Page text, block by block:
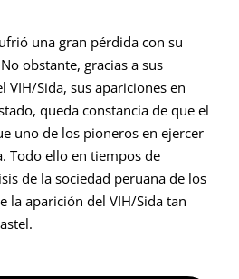
una gran pérdida con su
obstante, gracias a sus
VIH/Sida, sus apariciones en
queda constancia de que el
uno de los pioneros en ejercer
Todo ello en tiempos de
de la sociedad peruana de los
la aparición del VIH/Sida tan